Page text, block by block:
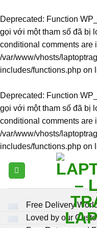
Deprecated: Function
gọi với một tham số đã bị
conditional comments are
/var/www/vhosts/
includes/functions.php on
Deprecated: Function
gọi với một tham số đã bị
conditional comments are
/var/www/vhosts/
includes/functions.php on
Free Delivery
Loved by our